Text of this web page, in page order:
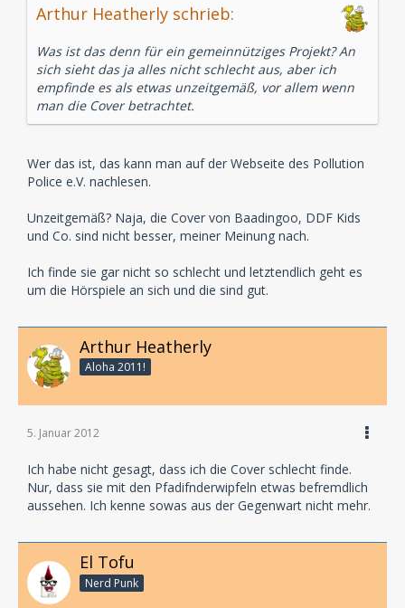
Arthur Heatherly schrieb:
Was ist das denn für ein gemeinnütziges Projekt? An
sich sieht das ja alles nicht schlecht aus, aber ich
empfinde es als etwas unzeitgemäß, vor allem wenn
man die Cover betrachtet.
Wer das ist, das kann man auf der Webseite des Pollution
Police e.V. nachlesen.
Unzeitgemäß? Naja, die Cover von Baadingoo, DDF Kids
und Co. sind nicht besser, meiner Meinung nach.
Ich finde sie gar nicht so schlecht und letztendlich geht es
um die Hörspiele an sich und die sind gut.
Arthur Heatherly
Aloha 2011!
5. Januar 2012
Ich habe nicht gesagt, dass ich die Cover schlecht finde.
Nur, dass sie mit den Pfadifnderwipfeln etwas befremdlich
aussehen. Ich kenne sowas aus der Gegenwart nicht mehr.
El Tofu
Nerd Punk